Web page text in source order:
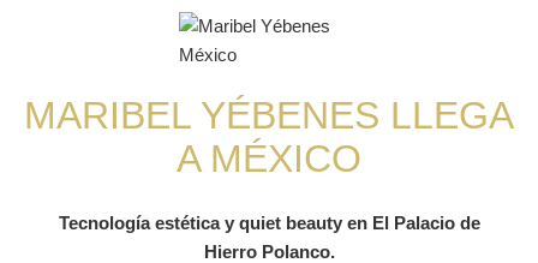
MARIBEL YÉBENES LLEGA
A MÉXICO
Tecnología estética y quiet beauty en El Palacio de
Hierro Polanco.